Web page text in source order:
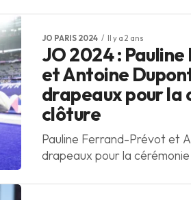
JO PARIS 2024 Il y a 2 ans
JO 2024 :
et Antoine
drapeaux pour la
clôture
Pauline Ferrand-Prévot et
drapeaux pour la